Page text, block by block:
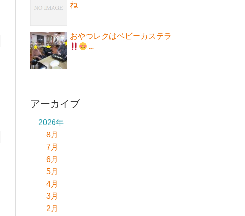
ね
おやつレクはベビーカステラ
～
アーカイブ
2026年
8月
7月
6月
5月
4月
3月
2月